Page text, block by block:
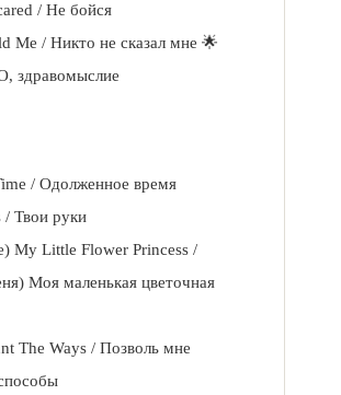
/ Не бойся
Me / Никто не сказал мне 🌟
здравомыслие
/ Одолженное время
/ Твои руки
My Little Flower Princess /
Моя маленькая цветочная
The Ways / Позволь мне